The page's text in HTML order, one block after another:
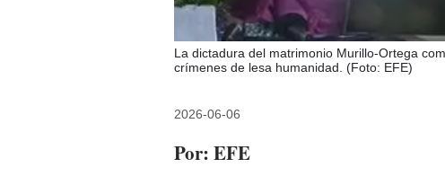
La dictadura del matrimonio Murillo-Ortega
crímenes de lesa humanidad. (Foto: EFE)
2026-06-06
Por: EFE